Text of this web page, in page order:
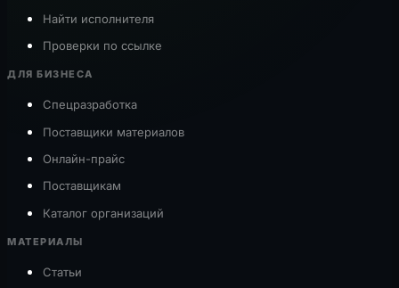
Найти исполнителя
Проверки по ссылке
ДЛЯ БИЗНЕСА
Спецразработка
Поставщики материалов
Онлайн-прайс
Поставщикам
Каталог организаций
МАТЕРИАЛЫ
Статьи